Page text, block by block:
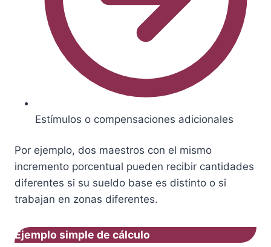
Estímulos o compensaciones adicionales
Por ejemplo, dos maestros con el mismo
incremento porcentual pueden recibir cantidades
diferentes si su sueldo base es distinto o si
trabajan en zonas diferentes.
Ejemplo simple de cálculo